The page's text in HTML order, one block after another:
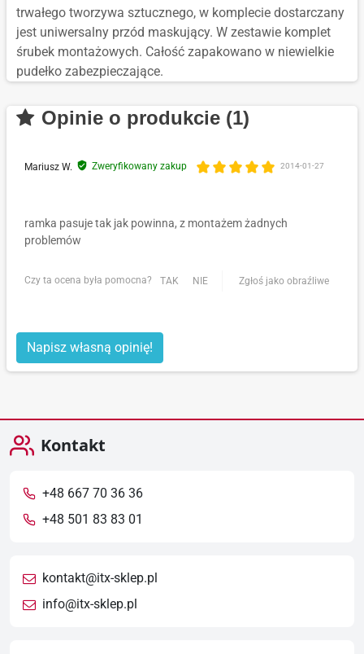
trwałego tworzywa sztucznego, w komplecie dostarczany
jest uniwersalny przód maskujący. W zestawie komplet
śrubek montażowych. Całość zapakowano w niewielkie
pudełko zabezpieczające.
Opinie o produkcie (1)
Mariusz W. Zweryfikowany zakup 2014-01-27
ramka pasuje tak jak powinna, z montażem żadnych
problemów
Czy ta ocena była pomocna? TAK NIE Zgłoś jako obraźliwe
Napisz własną opinię!
Kontakt
+48 667 70 36 36
+48 501 83 83 01
kontakt@itx-sklep.pl
info@itx-sklep.pl